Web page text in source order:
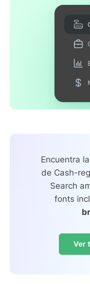
Encuentra
de Cash-
Search
fonts
Ver